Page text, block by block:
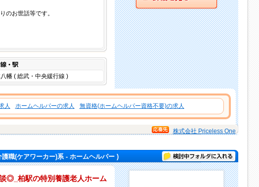
のお世話等です。
幡 ( 総武・中央緩行線 )
人 ホームヘルパーの求人 無資格(ホームヘルパー資格不要)の求人
株式会社 Priceless One
職(ケアワーカー)系 - ホームヘルパー ) 検討中フォルダに入れる
◎_柏駅の特別養護老人ホーム